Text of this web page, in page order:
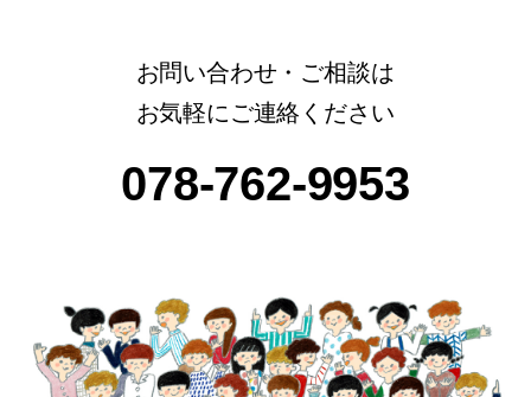
お問い合わせ・ご相談は
お気軽にご連絡ください
078-762-9953